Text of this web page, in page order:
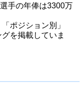
手の年俸は3300万
ポジション別」
を掲載していま